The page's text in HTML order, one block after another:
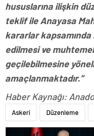
hususlarına ilişkin
teklif ile Anayasa
kararlar
edilmesi ve
geçilebilmesine
amaçlanmaktadır.”
Haber Kaynağı:
Askeri Düzenleme